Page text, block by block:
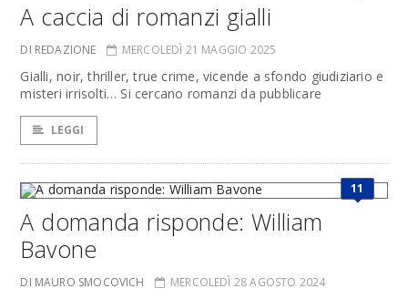
A caccia di romanzi gialli
DI REDAZIONE MERCOLEDÌ 21 MAGGIO 2025
Gialli, noir, thriller, true crime, vicende a sfondo giudiziario e
misteri irrisolti… Si cercano romanzi da pubblicare
LEGGI
11
A domanda risponde: William
Bavone
DI MAURO SMOCOVICH MERCOLEDÌ 28 AGOSTO 2024